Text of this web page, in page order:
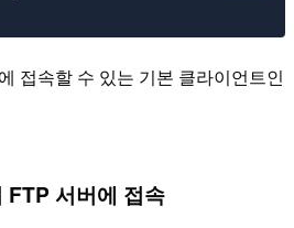
접속할 수 있는 기본 클라이언트인
FTP 서버에 접속